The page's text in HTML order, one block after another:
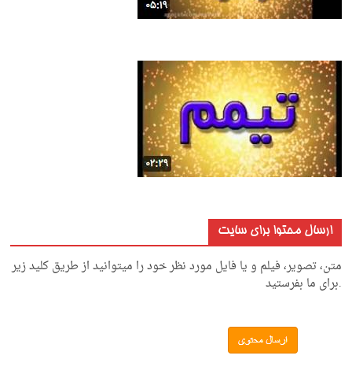
ارسال محتوا برای سایت
متن، تصویر، فیلم و یا فایل مورد نظر خود را میتوانید از طریق کلید زیر
.برای ما بفرستید